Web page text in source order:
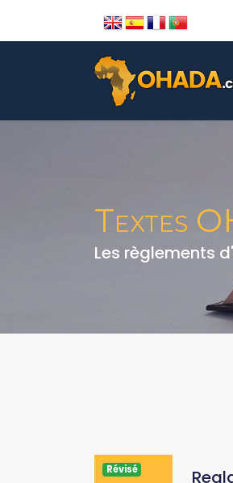
Textes
Les règlements
Révisé